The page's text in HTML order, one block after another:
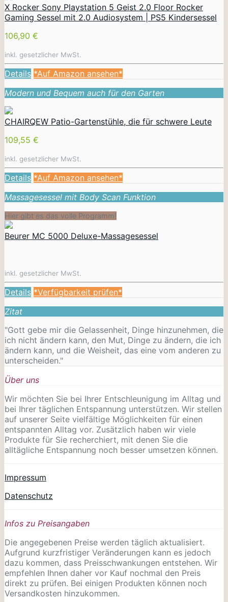
X Rocker Sony Playstation 5 Geist 2.0 Floor Rocker
Gaming Sessel mit 2.0 Audiosystem | PS5 Kindersessel
106,90 €
inkl. gesetzlicher MwSt.
Details *Auf Amazon ansehen*
Modern und Bequem auch für den Garten
CHAIRQEW Patio-Gartenstühle, die für schwere Leute
109,55 €
inkl. gesetzlicher MwSt.
Details *Auf Amazon ansehen*
Massagesessel mit Body Scan Funktion
Hier gibt es das volle Programm!
Beurer MC 5000 Deluxe-Massagesessel
inkl. gesetzlicher MwSt.
Details *Verfügbarkeit prüfen*
Zitat
"Gott gebe mir die Gelassenheit, Dinge hinzunehmen, die
ich nicht ändern kann, den Mut, Dinge zu ändern, die ich
ändern kann, und die Weisheit, das eine vom anderen zu
unterscheiden."
Über uns
Wir möchten Sie bei Ihrer Entschleunigung im Alltag und
bei Ihrer täglichen Entspannung unterstützen. Wir stellen
auf unserer Seite vielfältige Möglichkeiten für einen
entspannten Alltag vor. Zusätzlich haben wir viele
Produkte für Sie recherchiert, mit denen Sie die
alltägliche Entspannung noch besser umsetzen können.
Impressum
Datenschutz
Infos zu Preisangaben
Die angegebenen Preise werden täglich aktualisiert.
Aufgrund kurzfristiger Veränderungen kann es jedoch
dazu kommen, dass Preisschwankungen entstehen. Wir
empfehlen Ihnen daher vor Kauf nochmal den Preis
direkt zu prüfen. Bei einigen Produkten können noch
Versandkosten hinzukommen.